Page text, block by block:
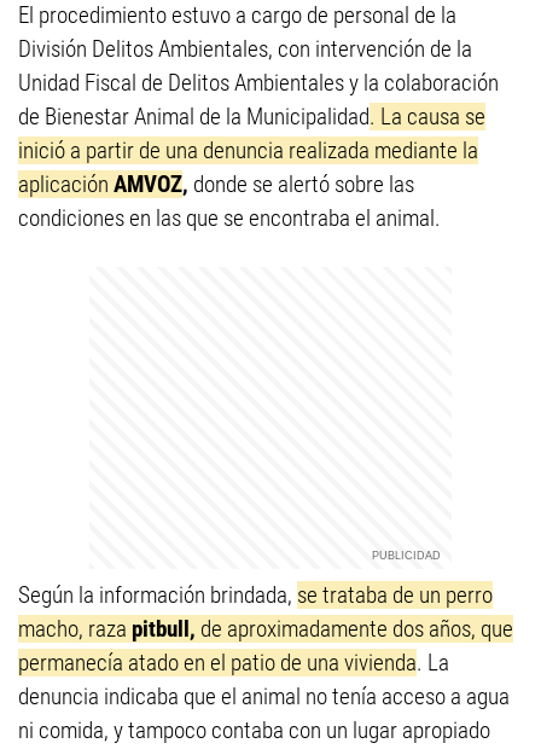
El procedimiento estuvo a cargo de personal de la
División Delitos Ambientales, con intervención de la
Unidad Fiscal de Delitos Ambientales y la colaboración
de Bienestar Animal de la Municipalidad. La causa se
inició a partir de una denuncia realizada mediante la
aplicación AMVOZ, donde se alertó sobre las
condiciones en las que se encontraba el animal.
Según la información brindada, se trataba de un perro
macho, raza pitbull, de aproximadamente dos años, que
permanecía atado en el patio de una vivienda. La
denuncia indicaba que el animal no tenía acceso a agua
ni comida, y tampoco contaba con un lugar apropiado